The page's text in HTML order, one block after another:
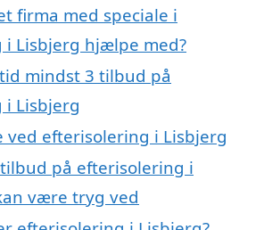
firma med speciale i
i Lisbjerg hjælpe med?
mindst 3 tilbud på
Lisbjerg
ved efterisolering i Lisbjerg
på efterisolering i
være tryg ved